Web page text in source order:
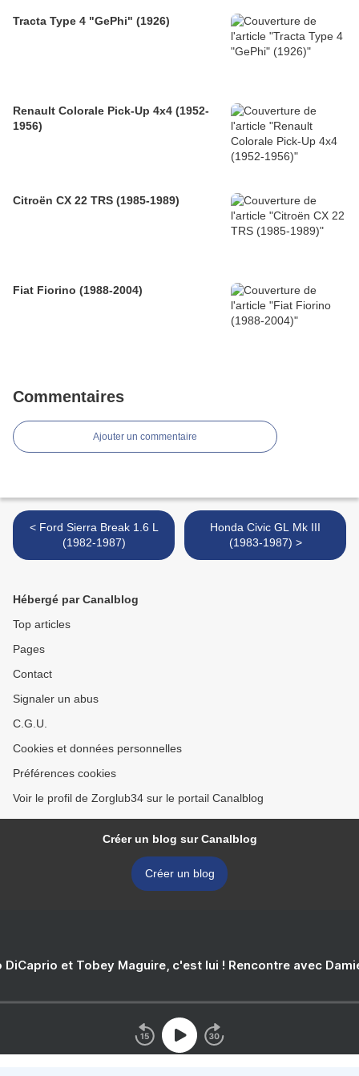
Tracta Type 4 "GePhi" (1926)
Renault Colorale Pick-Up 4x4 (1952-
1956)
Citroën CX 22 TRS (1985-1989)
Fiat Fiorino (1988-2004)
Commentaires
Ajouter un commentaire
< Ford Sierra Break 1.6 L
(1982-1987)
Honda Civic GL Mk III
(1983-1987) >
Hébergé par Canalblog
Top articles
Pages
Contact
Signaler un abus
C.G.U.
Cookies et données personnelles
Préférences cookies
Voir le profil de Zorglub34 sur le portail Canalblog
Créer un blog sur Canalblog
Créer un blog
DiCaprio et Tobey Maguire, c'est lui ! Rencontre avec